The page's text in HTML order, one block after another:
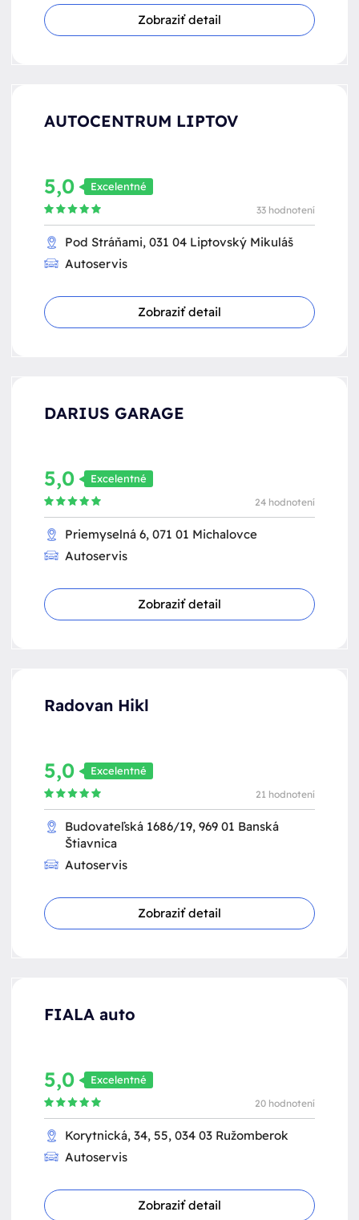
Zobraziť detail
AUTOCENTRUM LIPTOV
5,0 Excelentné
33 hodnotení
Pod Stráňami, 031 04 Liptovský Mikuláš
Autoservis
Zobraziť detail
DARIUS GARAGE
5,0 Excelentné
24 hodnotení
Priemyselná 6, 071 01 Michalovce
Autoservis
Zobraziť detail
Radovan Hikl
5,0 Excelentné
21 hodnotení
Budovateľská 1686/19, 969 01 Banská
Štiavnica
Autoservis
Zobraziť detail
FIALA auto
5,0 Excelentné
20 hodnotení
Korytnická, 34, 55, 034 03 Ružomberok
Autoservis
Zobraziť detail